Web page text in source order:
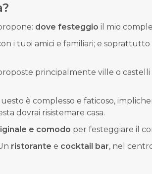
dove festeggio il mio
i tuoi amici e familiari; e
principalmente ville o castelli
è complesso e faticoso,
dovrai risistemare casa.
e comodo per festeggiare il
ristorante e cocktail bar, nel